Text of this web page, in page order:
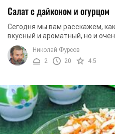
Салат с дайконом и огурцом
Сегодня мы вам расскажем,
вкусный и ароматный, но и
дайконом и огурцом. Блюдо
Николай Фурсов
2
20 4.5